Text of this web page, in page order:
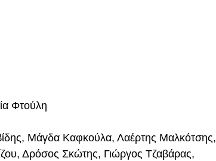
Φτούλη
Μάγδα Καφκούλα, Λαέρτης Μαλκότσης,
Δρόσος Σκώτης, Γιώργος Τζαβάρας,